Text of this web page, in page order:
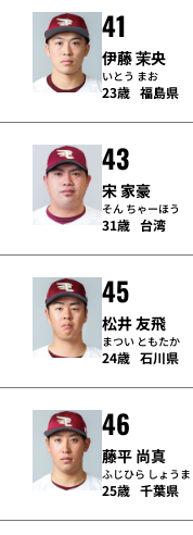
41
伊藤 茉央
いとう まお
23歳 福島県
43
宋 家豪
そん ちゃーほう
31歳 台湾
45
松井 友飛
まつい ともたか
24歳 石川県
46
藤平 尚真
ふじひら しょうま
25歳 千葉県